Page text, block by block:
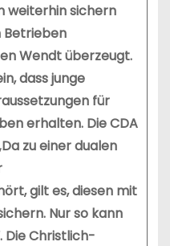
weiterhin sichern
Betrieben
Wendt überzeugt.
dass junge
für
erhalten. Die CDA
zu einer dualen
gilt es, diesen mit
Nur so kann
Die Christlich-